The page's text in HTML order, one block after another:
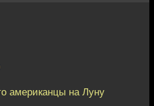
американцы на Луну